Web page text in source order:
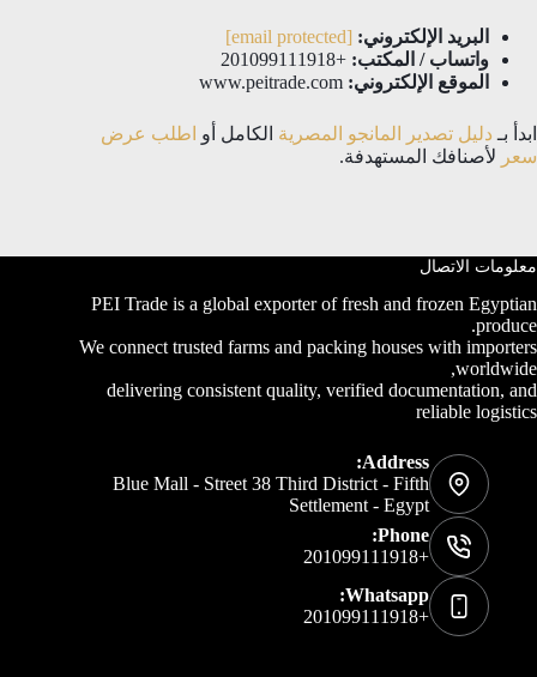
البريد الإلكتروني: [email protected]
واتساب / المكتب: +201099111918
الموقع الإلكتروني:
ابدأ بـ دليل تصدير المانجو المصرية الكامل أو اطلب عرض
سعر لأصنافك المستهدفة.
معلومات الاتصال
PEI Trade is a global exporter of fresh and frozen Egyptian
produce.
We connect trusted farms and packing houses with importers
worldwide,
delivering consistent quality, verified documentation, and
reliable logistics
Address:
Blue Mall - Street 38 Third District - Fifth
Settlement - Egypt
Phone:
+201099111918
Whatsapp:
+201099111918